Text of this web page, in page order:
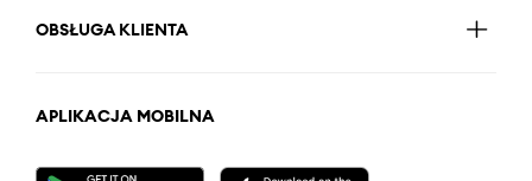
OBSŁUGA KLIENTA
APLIKACJA MOBILNA